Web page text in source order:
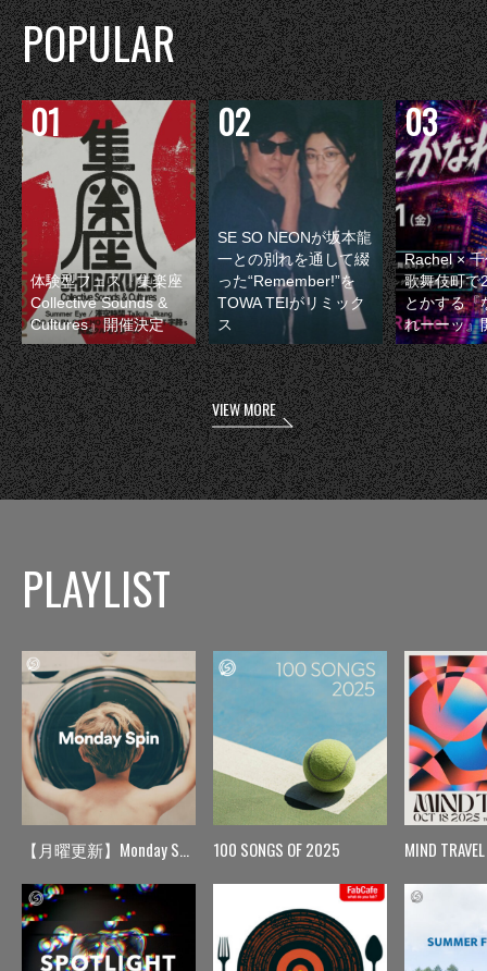
POPULAR
体験型フェス『集楽座
Collective Sounds &
Cultures』開催決定
SE SO NEONが坂本龍
一との別れを通して綴
った“Remember!”を
TOWA TEIがリミック
ス
Rachel ×
歌舞伎町で
とかする『
れーーッ』
VIEW MORE
PLAYLIST
【月曜更新】Monday Spin 100 SONGS OF 2025 MIND TRAVEL